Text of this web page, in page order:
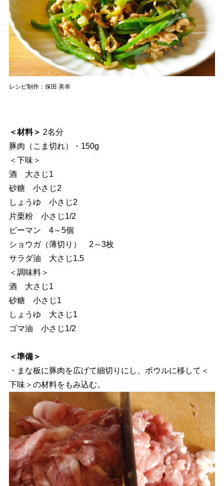
レシピ制作：保田 美幸
＜材料＞ 2名分
豚肉（こま切れ）・150g
＜下味＞
酒 大さじ1
砂糖 小さじ2
しょうゆ 小さじ2
片栗粉 小さじ1/2
ピーマン 4～5個
ショウガ（薄切り） 2～3枚
サラダ油 大さじ1.5
＜調味料＞
酒 大さじ1
砂糖 小さじ1
しょうゆ 大さじ1
ゴマ油 小さじ1/2
＜準備＞
・まな板に豚肉を広げて細切りにし、ボウルに移して＜
下味＞の材料をもみ込む。